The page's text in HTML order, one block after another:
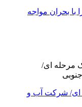
با بحران مواجه
ای/ شرکت آب و